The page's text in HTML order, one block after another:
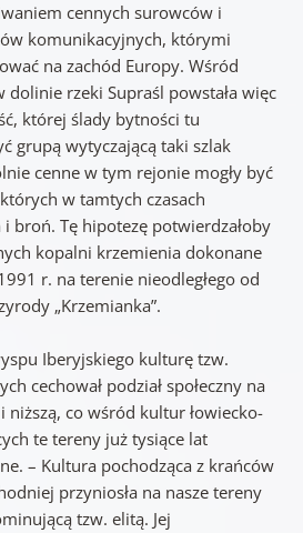
cennych surowców i
komunikacyjnych, którymi
na zachód Europy. Wśród
dolinie rzeki Supraśl powstała więc
której ślady bytności tu
grupą wytyczającą taki szlak
cenne w tym rejonie mogły być
w tamtych czasach
broń. Tę hipotezę potwierdzałoby
kopalni krzemienia dokonane
r. na terenie nieodległego od
„Krzemianka”.
Iberyjskiego kulturę tzw.
cechował podział społeczny na
co wśród kultur łowiecko-
te tereny już tysiące lat
– Kultura pochodząca z krańców
przyniosła na nasze tereny
tzw. elitą. Jej